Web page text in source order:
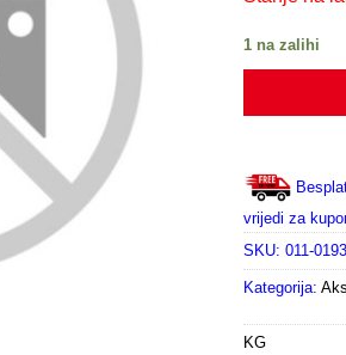
1 na zalihi
vrijedi za
SKU: 011-0193
Kategorija:
KG